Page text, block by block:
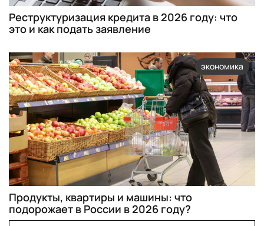
Реструктуризация кредита в 2026 году: что
это и как подать заявление
экономика
Продукты, квартиры и машины: что
подорожает в России в 2026 году?